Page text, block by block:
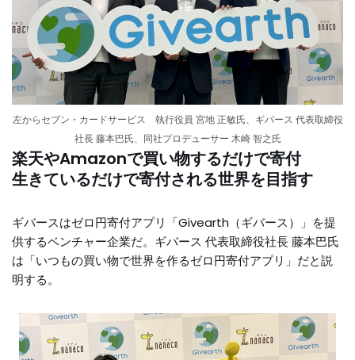
左からセブン・カードサービス 執行役員 宮地 正敏氏、ギバース 代表取締役
社長 藤本巴氏、同社プロデューサー 木崎 智之氏
楽天やAmazonで買い物するだけで寄付
生きているだけで寄付される世界を目指す
ギバースはゼロ円寄付アプリ「Givearth（ギバース）」を提
供するベンチャー企業だ。ギバース 代表取締役社長 藤本巴氏
は「いつもの買い物で世界を作るゼロ円寄付アプリ」だと説
明する。